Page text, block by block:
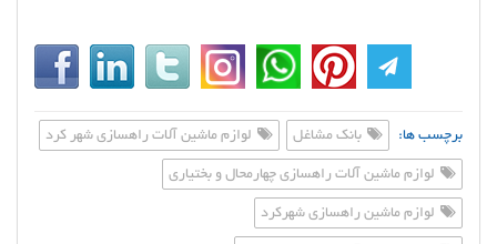
برچسب ها: بانک مشاغل لوازم ماشین آلات راهسازی شهر کرد
لوازم ماشین آلات راهسازی چهارمحال و بختیاری
لوازم ماشین راهسازی شهرکرد